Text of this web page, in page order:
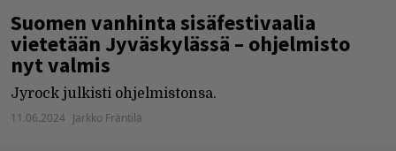
Suomen vanhinta sisäfestivaalia
vietetään Jyväskylässä – ohjelmisto
nyt valmis
Jyrock julkisti ohjelmistonsa.
11.06.2024 Jarkko Fräntilä